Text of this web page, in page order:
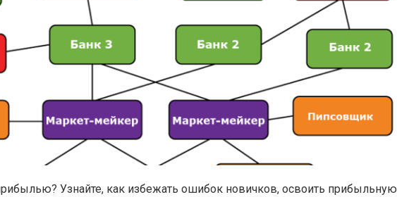
Узнайте, как избежать ошибок новичков, освоить прибыльную